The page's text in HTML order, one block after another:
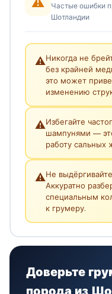
Частые ошибки
Шотландии
⚠️Никогда не
без крайней
это может
изменению
⚠️Избегайте
шампунями —
работу сальных
⚠️Не
Аккуратно
специальным
к грумеру.
Доверьте
порода из